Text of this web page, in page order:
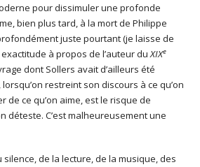
pour dissimuler une profonde
bien plus tard, à la mort de Philippe
juste pourtant (je laisse de
à propos de l’auteur duXIXe
dont Sollers avait d’ailleurs été
lorsqu’on restreint son discours à ce qu’on
de ce qu’on aime, est le risque de
déteste. C’est malheureusement une
de la lecture, de la musique, des